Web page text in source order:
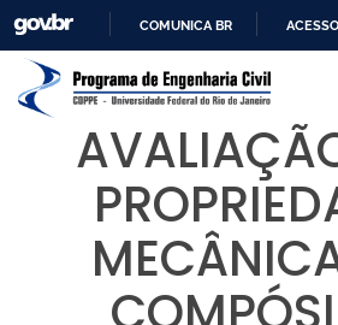
PARA
COMUNICA BR